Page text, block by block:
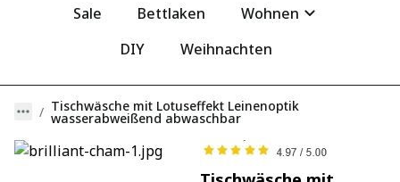
Sale
Bettlaken
Wohnen
DIY
Weihnachten
Tischwäsche mit Lotuseffekt Leinenoptik
wasserabweißend abwaschbar